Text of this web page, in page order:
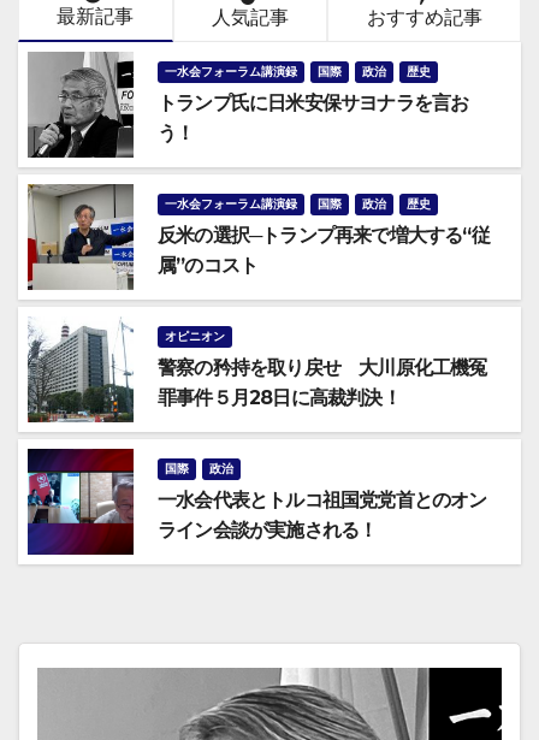
最新記事 人気記事 おすすめ記事
一水会フォーラム講演録 国際 政治 歴史
トランプ氏に日米安保サヨナラを言お
う！
一水会フォーラム講演録 国際 政治 歴史
反米の選択─トランプ再来で増大する“従
属”のコスト
オピニオン
警察の矜持を取り戻せ 大川原化工機冤
罪事件５月28日に高裁判決！
国際 政治
一水会代表とトルコ祖国党党首とのオン
ライン会談が実施される！